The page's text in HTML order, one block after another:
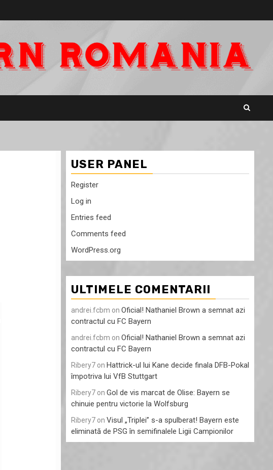
USER PANEL
Register
Log in
Entries feed
Comments feed
WordPress.org
ULTIMELE COMENTARII
andrei.fcbm on Oficial! Nathaniel Brown a semnat azi
contractul cu FC Bayern
andrei.fcbm on Oficial! Nathaniel Brown a semnat azi
contractul cu FC Bayern
Ribery7 on Hattrick-ul lui Kane decide finala DFB-Pokal
împotriva lui VfB Stuttgart
Ribery7 on Gol de vis marcat de Olise: Bayern se
chinuie pentru victorie la Wolfsburg
Ribery7 on Visul „Triplei” s-a spulberat! Bayern este
eliminată de PSG în semifinalele Ligii Campionilor